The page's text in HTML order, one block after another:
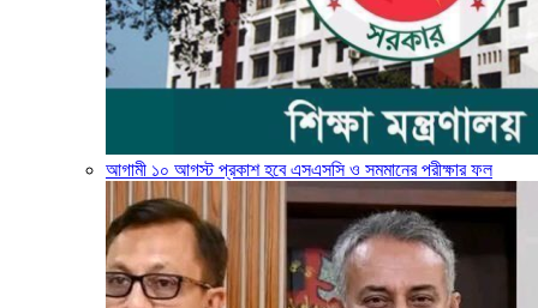
আগামী ১০ আগস্ট প্রকাশ হবে এসএসসি ও সমমানের পরীক্ষার ফল